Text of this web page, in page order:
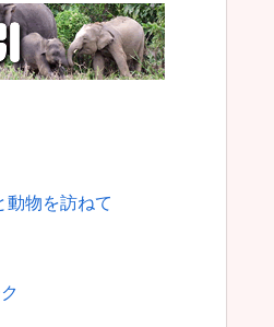
動物を訪ねて